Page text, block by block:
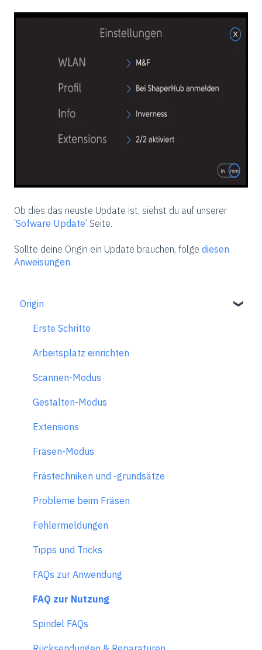
Ob dies das neuste Update ist, siehst du auf unserer
‘Sofware Update’ Seite.
Sollte deine Origin ein Update brauchen, folge diesen
Anweisungen.
Origin
Erste Schritte
Arbeitsplatz einrichten
Scannen-Modus
Gestalten-Modus
Extensions
Fräsen-Modus
Frästechniken und -grundsätze
Probleme beim Fräsen
Fehlermeldungen
Tipps und Tricks
FAQs zur Anwendung
FAQ zur Nutzung
Spindel FAQs